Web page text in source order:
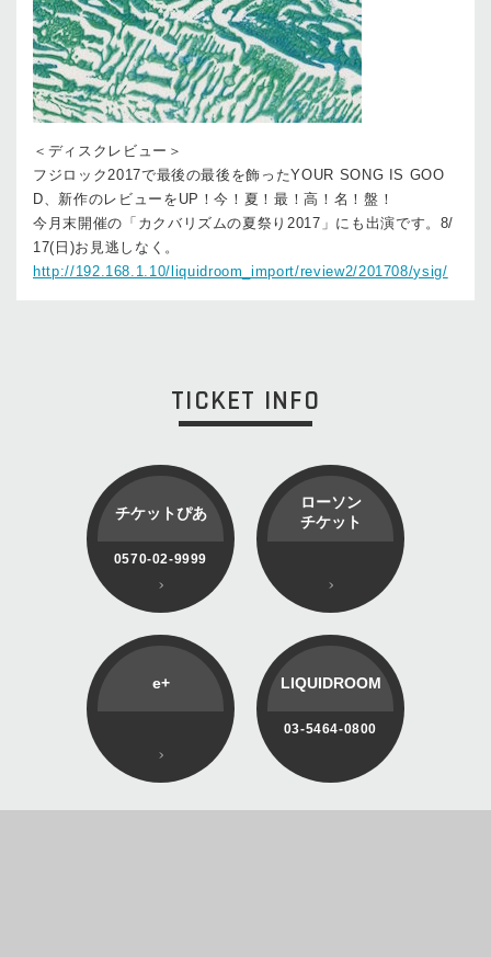
＜ディスクレビュー＞
フジロック2017で最後の最後を飾ったYOUR SONG IS GOO
D、新作のレビューをUP！今！夏！最！高！名！盤！
今月末開催の「カクバリズムの夏祭り2017」にも出演です。8/
17(日)お見逃しなく。
http://192.168.1.10/liquidroom_import/review2/201708/ysig/
TICKET INFO
チケットぴあ
0570-02-9999
ローソン
チケット
e+ LIQUIDROOM
03-5464-0800